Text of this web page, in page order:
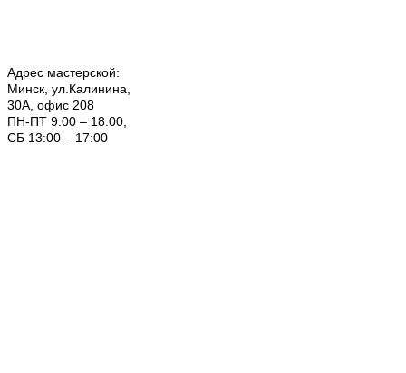
Адрес мастерской:
Минск, ул.Калинина,
30А, офис 208
ПН-ПТ 9:00 – 18:00,
СБ 13:00 – 17:00